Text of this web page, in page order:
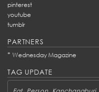
pinterest
youtube
tumblr
PARTNERS
* Wednesday Magazine
TAG UPDATE